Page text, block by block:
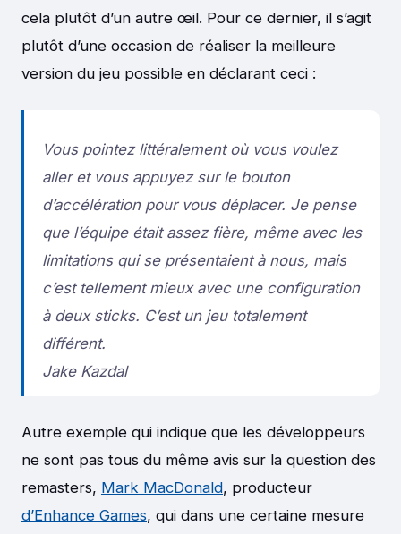
cela plutôt d’un autre œil. Pour ce dernier, il s’agit
plutôt d’une occasion de réaliser la meilleure
version du jeu possible en déclarant ceci :
Vous pointez littéralement où vous voulez
aller et vous appuyez sur le bouton
d’accélération pour vous déplacer. Je pense
que l’équipe était assez fière, même avec les
limitations qui se présentaient à nous, mais
c’est tellement mieux avec une configuration
à deux sticks. C’est un jeu totalement
différent.
Jake Kazdal
Autre exemple qui indique que les développeurs
ne sont pas tous du même avis sur la question des
remasters, Mark MacDonald, producteur
d’Enhance Games, qui dans une certaine mesure